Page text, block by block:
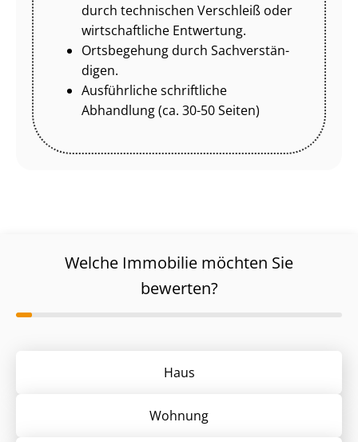
durch technischen Verschleiß oder
wirtschaftliche Entwertung.
Ortsbegehung durch Sach­ver­stän­
di­gen.
Ausführliche schriftliche
Abhandlung (ca. 30-50 Seiten)
Welche Immobilie möchten Sie
bewerten?
Haus
Wohnung